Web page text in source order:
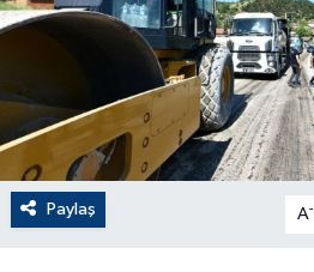
Paylaş A-
Finans
Flaş Haber
Gayrimenkul
GENEL